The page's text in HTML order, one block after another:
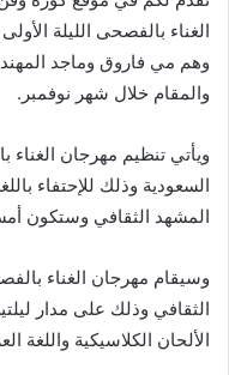
الغناء بالفصحى الليلة
وهم مي فاروق وماجد
والمقام خلال شهر نوفمبر.
ويأتي تنظيم مهرجان
السعودية وذلك للإحتفاء
المشهد الثقافي وستكون
وسيقام مهرجان الغناء
الثقافي وذلك على مدار
الألحان الكلاسيكية واللغة